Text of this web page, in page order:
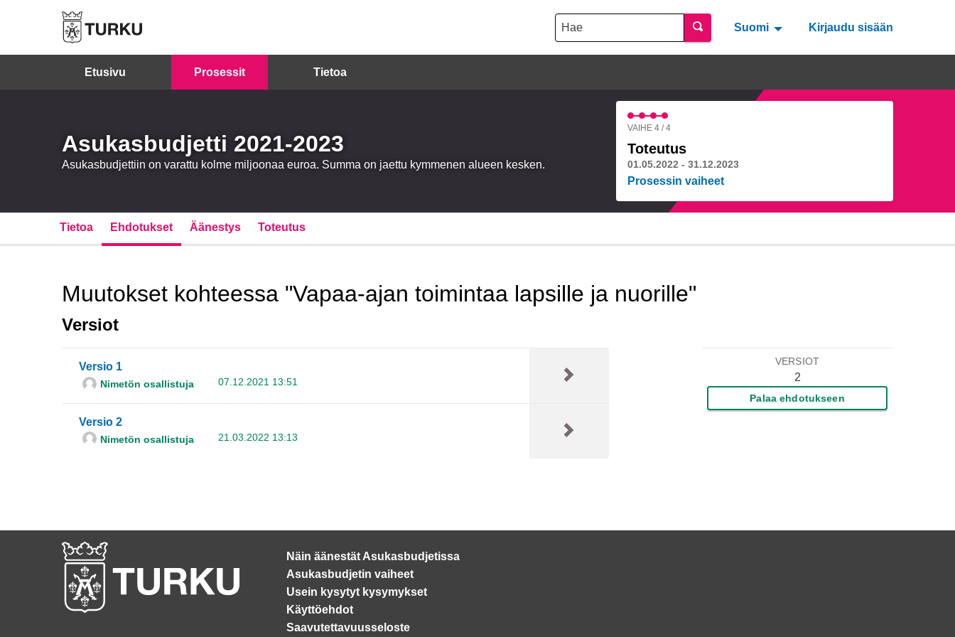
Hae Suomi Valitse kieli Välj språk
Kirjaudu sisään
Etusivu Prosessit Tietoa
Asukasbudjetti 2021-2023
Asukasbudjettiin on varattu kolme miljoonaa euroa. Summa on jaettu kymmenen alueen kesken.
VAIHE 4 / 4
Toteutus
01.05.2022 - 31.12.2023
Prosessin vaiheet
Tietoa Ehdotukset Äänestys Toteutus
Muutokset kohteessa "Vapaa-ajan toimintaa lapsille ja nuorille"
Versiot
Versio 1
Nimetön osallistuja 07.12.2021 13:51
Versio 2
Nimetön osallistuja 21.03.2022 13:13
VERSIOT
2
Palaa ehdotukseen
Näin äänestät Asukasbudjetissa
Asukasbudjetin vaiheet
Usein kysytyt kysymykset
Käyttöehdot
Saavutettavuusseloste